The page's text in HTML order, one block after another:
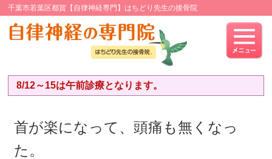
千葉市若葉区都賀【自律神経専門】はちどり先生の接骨院
8/12～15は午前診療となります。
首が楽になって、頭痛も無くなっ
た。